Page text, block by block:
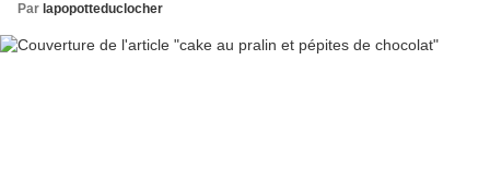
Par lapopotteduclocher